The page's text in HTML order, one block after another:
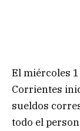
El miércoles
Corrientes
sueldos
todo el